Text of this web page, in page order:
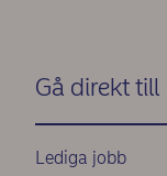
Gå direkt till
Lediga jobb